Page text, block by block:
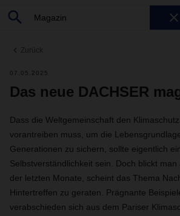
Zurück
07.05.2025
Das neue DACHSER
Dass die Weltgemeinschaft den
vorantreiben muss, um die
Generationen zu sichern, sollte eigentlich
Selbstverständlichkeit sein. Doch blickt
der letzten Monate, scheint das Thema
Hintertreffen zu geraten. Prägnante
verabschieden sich aus dem Pariser